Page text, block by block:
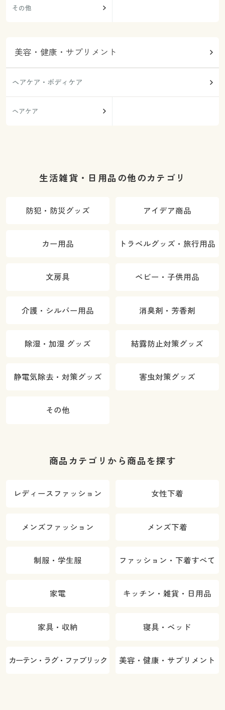
その他
美容・健康・サプリメント
ヘアケア・ボディケア
ヘアケア
生活雑貨・日用品の他のカテゴリ
防犯・防災グッズ アイデア商品
カー用品 トラベルグッズ・旅行用品
文房具 ベビー・子供用品
介護・シルバー用品 消臭剤・芳香剤
除湿・加湿 グッズ 結露防止対策グッズ
静電気除去・対策グッズ 害虫対策グッズ
その他
商品カテゴリから商品を探す
レディースファッション 女性下着
メンズファッション メンズ下着
制服・学生服 ファッション・下着すべて
家電 キッチン・雑貨・日用品
家具・収納 寝具・ベッド
カーテン・ラグ・ファブリック 美容・健康・サプリメント